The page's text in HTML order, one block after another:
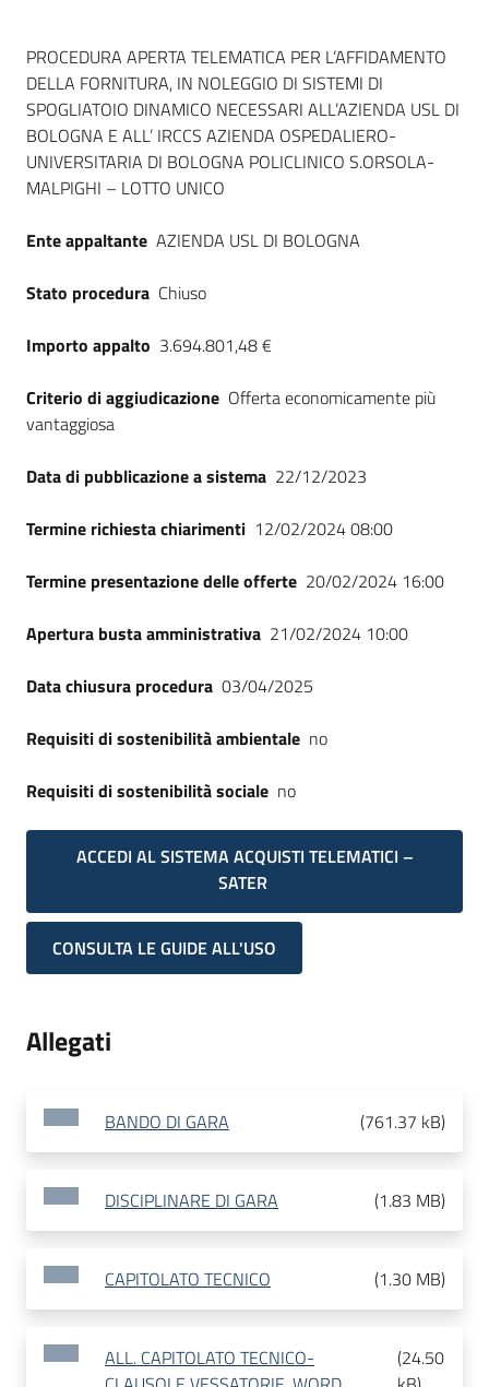
Dati del bando
PROCEDURA APERTA TELEMATICA PER L’AFFIDAMENTO
DELLA FORNITURA, IN NOLEGGIO DI SISTEMI DI
SPOGLIATOIO DINAMICO NECESSARI ALL’AZIENDA USL DI
BOLOGNA E ALL’ IRCCS AZIENDA OSPEDALIERO-
UNIVERSITARIA DI BOLOGNA POLICLINICO S.ORSOLA-
MALPIGHI – LOTTO UNICO
Ente appaltante AZIENDA USL DI BOLOGNA
Stato procedura Chiuso
Importo appalto 3.694.801,48 €
Criterio di aggiudicazione Offerta economicamente più
vantaggiosa
Data di pubblicazione a sistema 22/12/2023
Termine richiesta chiarimenti 12/02/2024 08:00
Termine presentazione delle offerte 20/02/2024 16:00
Apertura busta amministrativa 21/02/2024 10:00
Data chiusura procedura 03/04/2025
Requisiti di sostenibilità ambientale no
Requisiti di sostenibilità sociale no
ACCEDI AL SISTEMA ACQUISTI TELEMATICI –
SATER
CONSULTA LE GUIDE ALL'USO
Allegati
BANDO DI GARA (761.37 kB)
DISCIPLINARE DI GARA (1.83 MB)
CAPITOLATO TECNICO (1.30 MB)
ALL. CAPITOLATO TECNICO-
(24.50